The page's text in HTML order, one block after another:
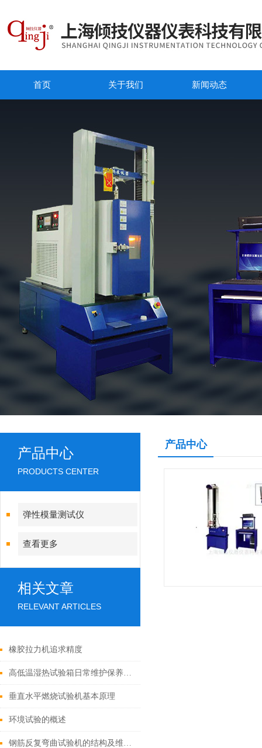
首页 关于我们 新闻动态
产品中心
PRODUCTS CENTER
弹性模量测试仪
查看更多
相关文章
RELEVANT ARTICLES
橡胶拉力机追求精度
高低温湿热试验箱日常维护保养小窍门
垂直水平燃烧试验机基本原理
环境试验的概述
钢筋反复弯曲试验机的结构及维护保养方法
产品中心